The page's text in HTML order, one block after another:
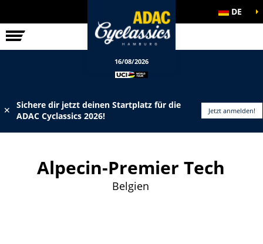
RENNEN DE
16/08/2026
✕
Sichere dir jetzt deinen Startplatz für die
ADAC Cyclassics 2026!
Jetzt anmelden!
Alpecin-Premier Tech
Belgien